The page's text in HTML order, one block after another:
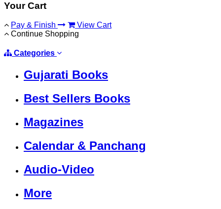
Your Cart
Pay & Finish
View Cart
Continue Shopping
Categories
Gujarati Books
Best Sellers Books
Magazines
Calendar & Panchang
Audio-Video
More